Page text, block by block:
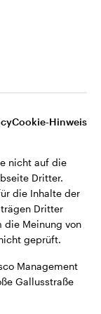
Dritter
geprüft.
Cookie-Hinweis
nicht auf die
Dritter.
die Inhalte der
Dritter
die Meinung von
geprüft.
Management
Gallusstraße